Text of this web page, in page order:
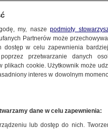
niebezpiecznie.
alerty
my, naszepodmioty
Partnerów może
w celu zapewnienia
przetwarzanie danych
plikach cookie. Użytkownik może
interes w dowolnym
dane w celu zapewnienia:
lub dostęp do nich.